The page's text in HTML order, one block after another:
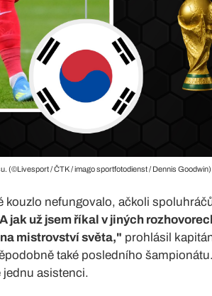
(©Livesport / ČTK / imago sportfotodienst / Dennis Goodwin)
kouzlo nefungovalo, ačkoli
jak už jsem říkal v jiných
mistrovství světa," prohlásil
také posledního
jednu asistenci.